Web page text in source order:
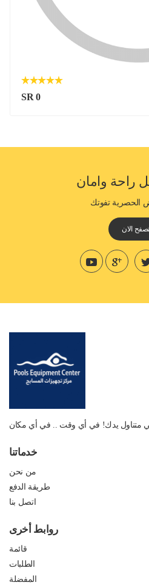
SR 0
راحة وامان
الحصرية تفوتك
تصفح الان
متناول يدك! في أي وقت .. في أي مكان
خدماتنا
من نحن
طريقة الدفع
اتصل بنا
روابط أخرى
قائمة
الطلبات
المفضلة